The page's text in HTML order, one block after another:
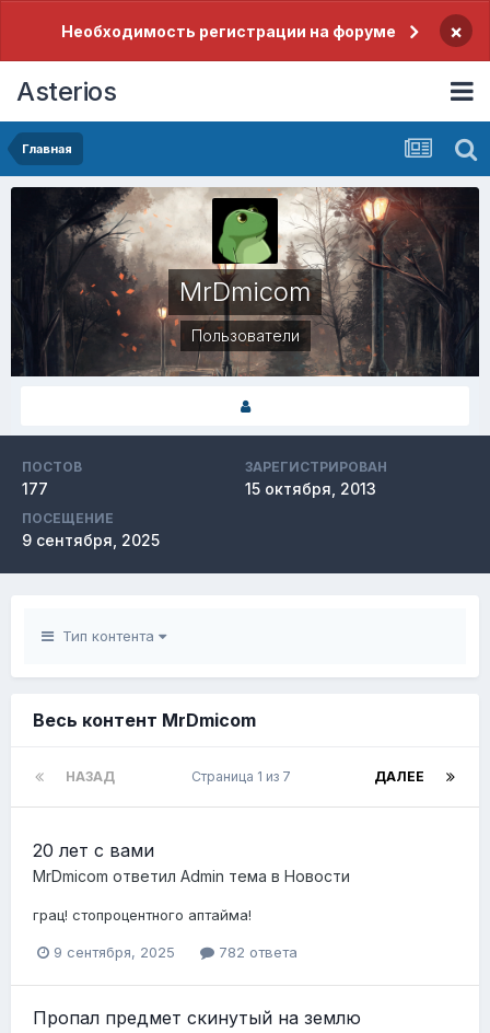
Необходимость регистрации на форуме ×
Asterios
Главная
MrDmicom
Пользователи
ПОСТОВ
177
ЗАРЕГИСТРИРОВАН
15 октября, 2013
ПОСЕЩЕНИЕ
9 сентября, 2025
Тип контента
Весь контент MrDmicom
НАЗАД ДАЛЕЕ
Страница 1 из 7
20 лет с вами
MrDmicom ответил Admin тема в Новости
грац! стопроцентного аптайма!
9 сентября, 2025 782 ответа
Пропал предмет скинутый на землю